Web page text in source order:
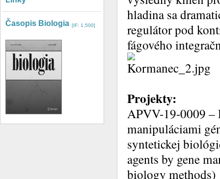
Časopis Biologia [IF: 1,500]
hladina sa
regulátor pod
fágového
Projekty:
APVV-19-0009 –
manipuláciami
syntetickej
agents by gene
biology methods)